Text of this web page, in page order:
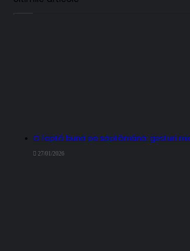
O faptă bună pe săptămână: gesturi
27/01/2026